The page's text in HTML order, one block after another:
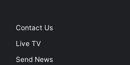
Contact Us
Live TV
Send News